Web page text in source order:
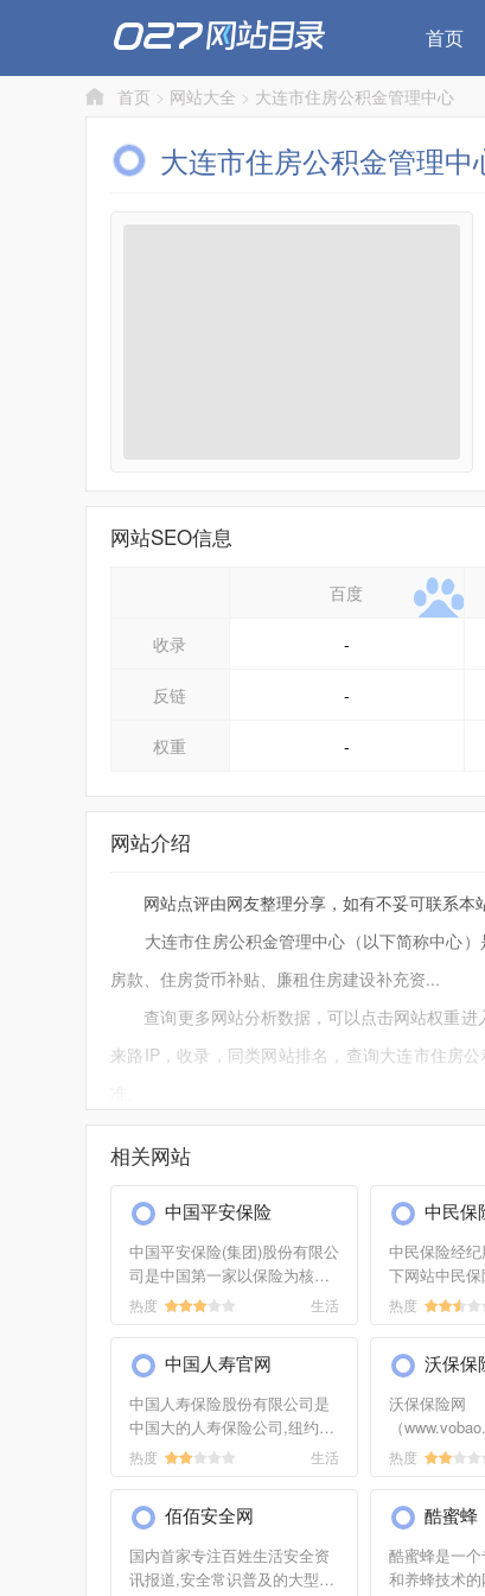
首页
首页 > 网站大全 > 大连市住房公积金管理中心
大连市住房公积金管理中
网站SEO信息
百度
收录 -
反链 -
权重 -
网站介绍
网站点评由网友整理分享，如有不妥可联系本
大连市住房公积金管理中心（以下简称中心）
房款、住房货币补贴、廉租住房建设补充资...
查询更多网站分析数据，可以点击网站权重进
来路IP，收录，同类网站排名，查询大连市住房
相关网站
中国平安保险
中国平安保险(集团)股份有限公
司是中国第一家以保险为核心
的，融证券、信托、银行、资
元的综合金融服务集团。
热度 生活
中民保
中民保险经
下网站中民保
（
保人需求的主
务平台，是中
热度
中国人寿官网
中国人寿保险股份有限公司是
中国大的人寿保险公司,纽约、
香港、上海三地上市的中国人
品,网上保险就投中国人寿。
热度 生活
沃保保
沃保保险网
（
优秀的保险
热度
佰佰安全网
国内首家专注百姓生活安全资
讯报道,安全常识普及的大型门
酷蜜蜂
酷蜜蜂是一
和养蜂技术